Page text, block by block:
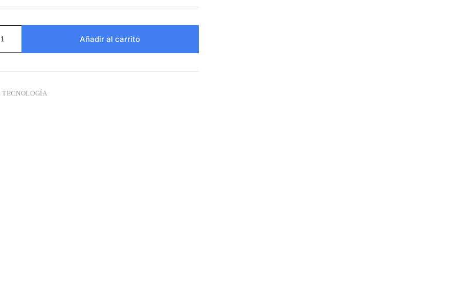
Añadir al carrito
TECNOLOGÍA